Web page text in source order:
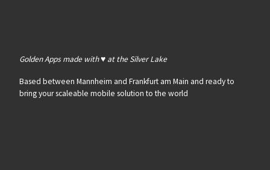
Golden Apps made with ♥ at the Silver Lake
Based between Mannheim and Frankfurt am Main and ready to
bring your scaleable mobile solution to the world